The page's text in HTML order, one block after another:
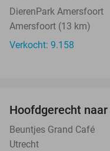
DierenPark Amersfoort
Amersfoort (13 km)
Verkocht: 9.158
Hoofdgerecht
Beuntjes Grand Café
Utrecht